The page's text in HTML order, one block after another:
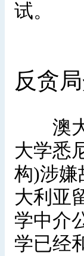
试。
反贪
澳大
大学悉
构)涉嫌
大利亚
学中介
学已经